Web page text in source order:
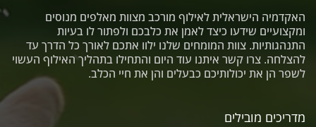
מדריכים מובילים
האקדמיה הישראלית לאילוף מורכב מצוות מאלפים מנוסים
ומקצועיים שידעו כיצד לאמן את כלבכם ולפתור לו בעיות
התנהגותיות. צוות המומחים שלנו ילוו אתכם לאורך כל הדרך עד
להצלחה. צרו קשר איתנו עוד היום והתחילו בתהליך האילוף העשוי
לשפר הן את יכולותיכם כבעלים והן את חיי הכלב.